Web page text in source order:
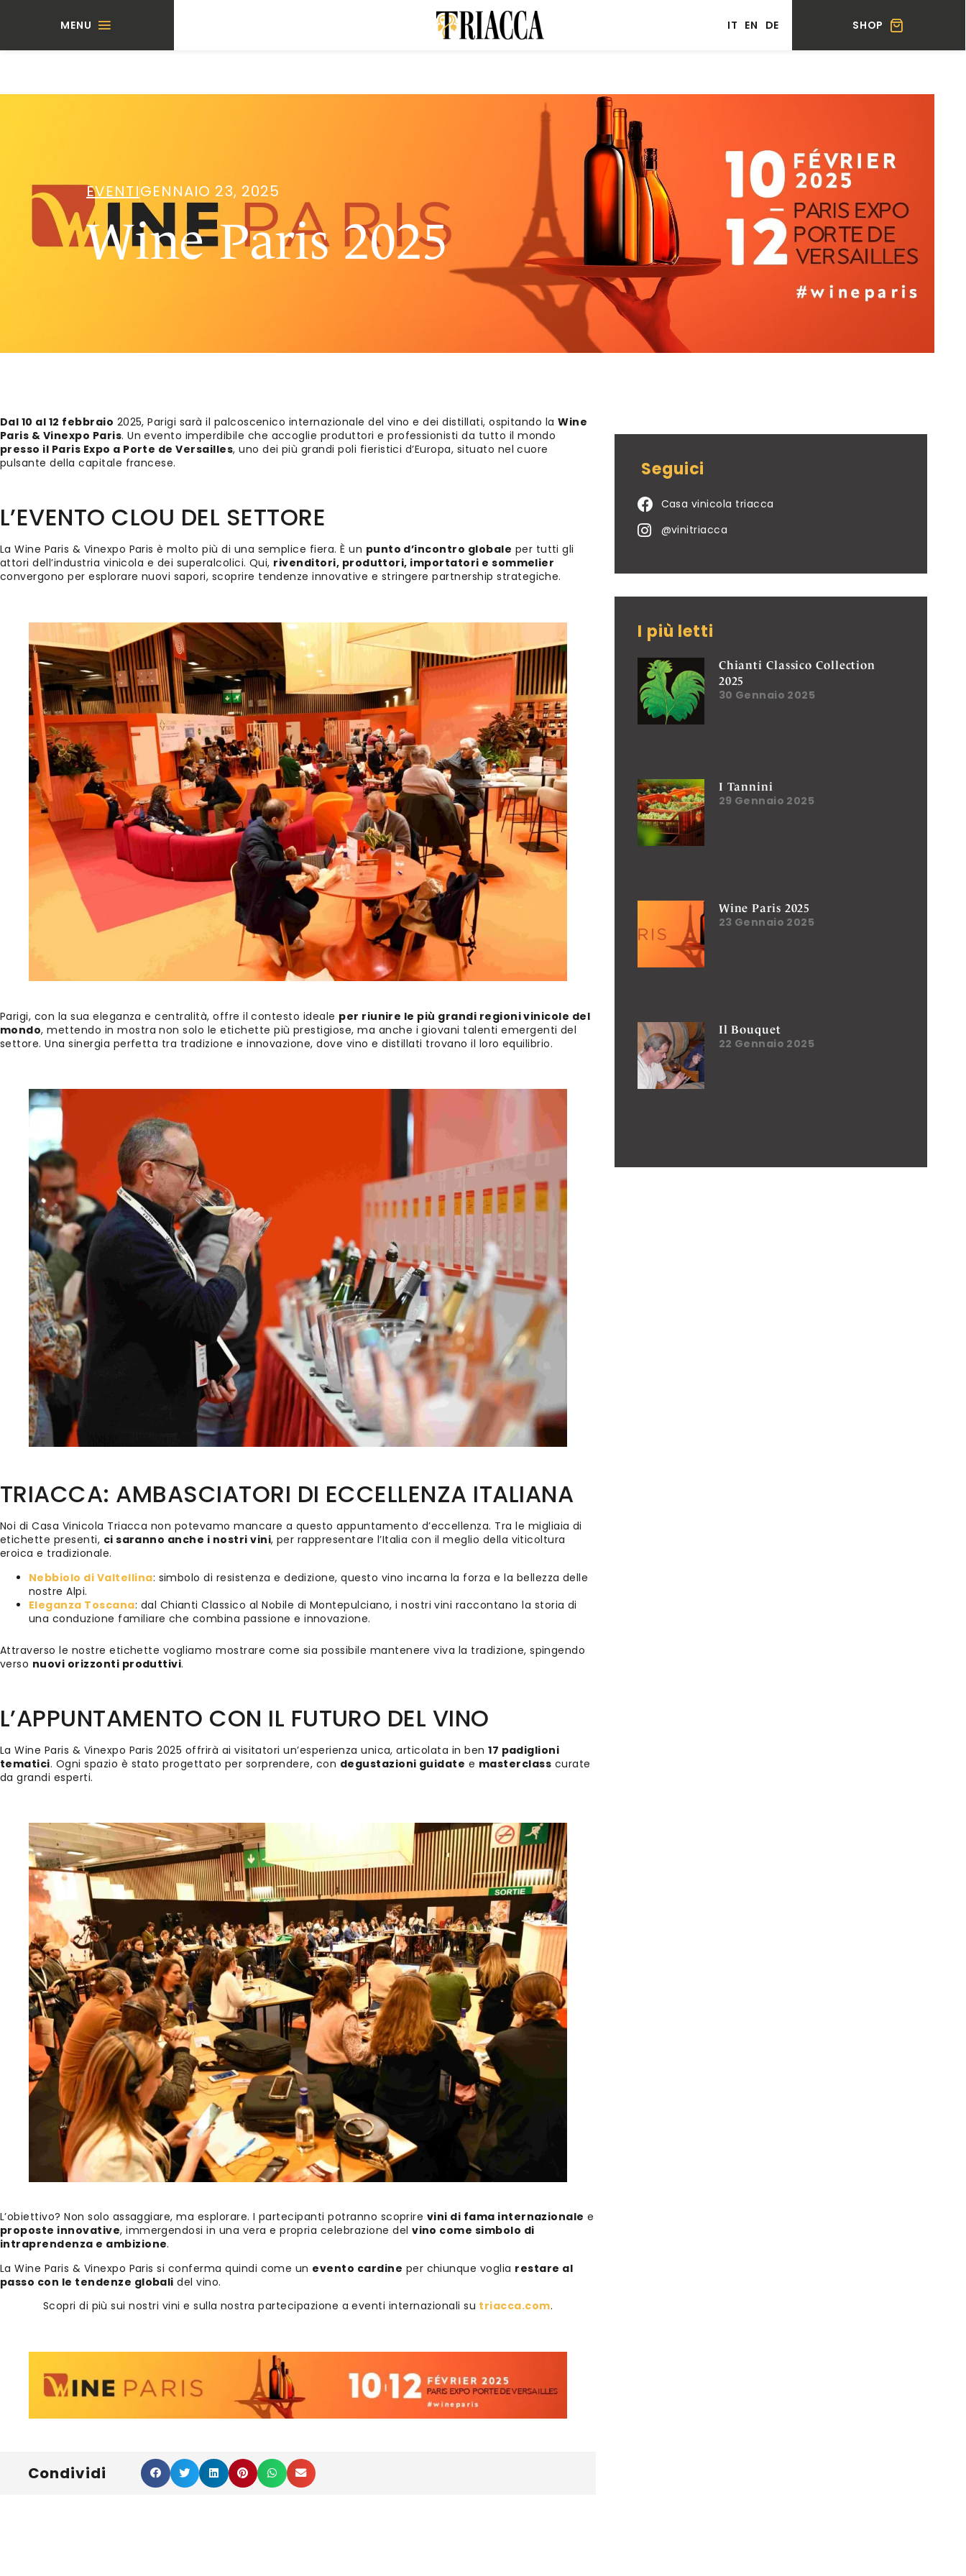
MENU IT EN DE SHOP
EVENTIGENNAIO 23, 2025
Wine Paris 2025
Dal 10 al 12 febbraio 2025, Parigi sarà il palcoscenico internazionale del vino e dei distillati, ospitando laWine
Paris & Vinexpo Paris. Un evento imperdibile che accoglie produttori e professionisti da tutto il mondo
presso il Paris Expo a Porte de Versailles, uno dei più grandi poli fieristici d’Europa, situato nel cuore
pulsante della capitale francese.
L’EVENTO CLOU DEL SETTORE
La Wine Paris & Vinexpo Paris è molto più di una semplice fiera. È un punto d’incontro globale per tutti gli
attori dell’industria vinicola e dei superalcolici. Qui, rivenditori, produttori, importatori e sommelier
convergono per esplorare nuovi sapori, scoprire tendenze innovative e stringere partnership strategiche.
Parigi, con la sua eleganza e centralità, offre il contesto ideale per riunire le più grandi regioni vinicole del
mondo, mettendo in mostra non solo le etichette più prestigiose, ma anche i giovani talenti emergenti del
settore. Una sinergia perfetta tra tradizione e innovazione, dove vino e distillati trovano il loro equilibrio.
TRIACCA: AMBASCIATORI DI ECCELLENZA ITALIANA
Noi di Casa Vinicola Triacca non potevamo mancare a questo appuntamento d’eccellenza. Tra le migliaia di
etichette presenti, ci saranno anche i nostri vini, per rappresentare l’Italia con il meglio della viticoltura
eroica e tradizionale.
Nebbiolo di Valtellina: simbolo di resistenza e dedizione, questo vino incarna la forza e la bellezza delle
nostre Alpi.
Eleganza Toscana: dal Chianti Classico al Nobile di Montepulciano, i nostri vini raccontano la storia di
una conduzione familiare che combina passione e innovazione.
Attraverso le nostre etichette vogliamo mostrare come sia possibile mantenere viva la tradizione, spingendo
verso nuovi orizzonti produttivi.
L’APPUNTAMENTO CON IL FUTURO DEL VINO
La Wine Paris & Vinexpo Paris 2025 offrirà ai visitatori un’esperienza unica, articolata in ben17 padiglioni
tematici. Ogni spazio è stato progettato per sorprendere, con degustazioni guidate e masterclass curate
da grandi esperti.
L’obiettivo? Non solo assaggiare, ma esplorare. I partecipanti potranno scoprire vini di fama internazionale e
proposte innovative, immergendosi in una vera e propria celebrazione delvino come simbolo di
intraprendenza e ambizione.
La Wine Paris & Vinexpo Paris si conferma quindi come un evento cardine per chiunque voglia restare al
passo con le tendenze globali del vino.
Scopri di più sui nostri vini e sulla nostra partecipazione a eventi internazionali su triacca.com.
Condividi
Seguici
Casa vinicola triacca
@vinitriacca
I più letti
Chianti Classico Collection
2025
30 Gennaio 2025
I Tannini
29 Gennaio 2025
Wine Paris 2025
23 Gennaio 2025
Il Bouquet
22 Gennaio 2025